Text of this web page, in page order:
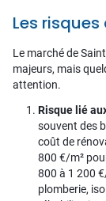
Les
Le marché de
majeurs, mais
attention.
Risque lié
souvent des
coût de
800 €/m²
800 à 1 200
plomberie,